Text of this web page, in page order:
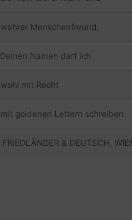
wahrer Menschenfreund;
Deinen Namen darf ich
wohl mit Recht
mit goldenen Lettern schreiben.
FRIEDLÄNDER & DEUTSCH,